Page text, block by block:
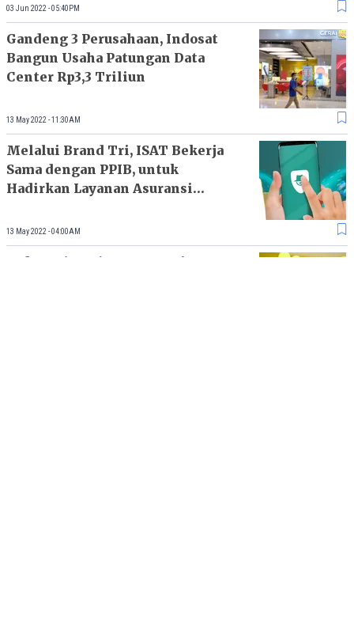
03 Jun 2022 - 05:40PM
Gandeng 3 Perusahaan, Indosat
Bangun Usaha Patungan Data
Center Rp3,3 Triliun
13 May 2022 - 11:30AM
Melalui Brand Tri, ISAT Bekerja
Sama dengan PPIB, untuk
Hadirkan Layanan Asuransi
13 May 2022 - 04:00AM
Indosat (ISAT) Mau Lunasi Dua